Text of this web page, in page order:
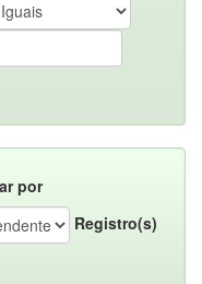
por
Registro(s)